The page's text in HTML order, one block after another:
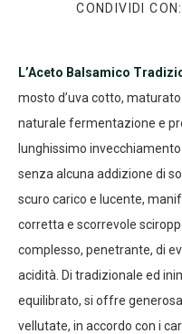
CONDIVIDI CON:
L’Aceto Balsamico
mosto d’uva cotto,
naturale fermentazione e
lunghissimo
senza alcuna addizione di
scuro carico e lucente,
corretta e scorrevole
complesso, penetrante, di
acidità. Di tradizionale ed
equilibrato, si offre
vellutate, in accordo con i